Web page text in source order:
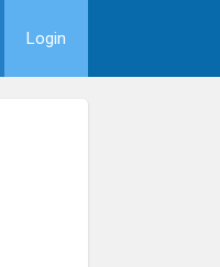
Login